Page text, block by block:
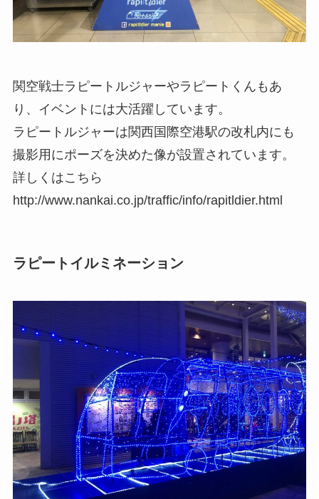
関空戦士ラピートルジャーやラピートくんもあ
り、イベントには大活躍しています。
ラピートルジャーは関西国際空港駅の改札内にも
撮影用にポーズを決めた像が設置されています。
詳しくはこちら
http://www.nankai.co.jp/traffic/info/rapitldier.html
ラピートイルミネーション